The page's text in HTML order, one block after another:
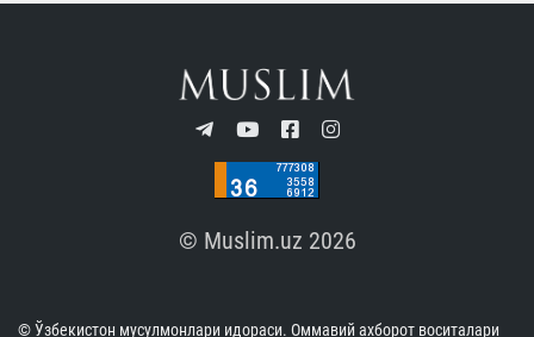
© Muslim.uz 2026
© Ўзбекистон мусулмонлари идораси. Оммавий ахборот воситалари